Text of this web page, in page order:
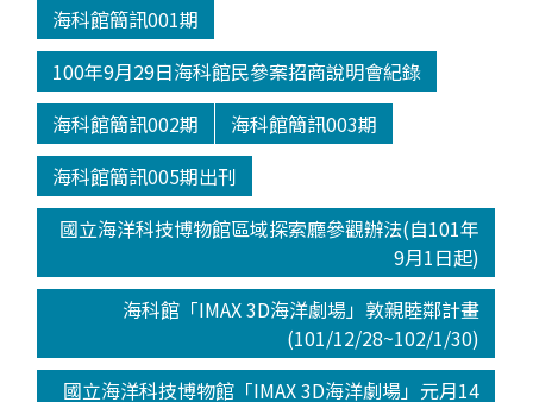
海科館簡訊001期
100年9月29日海科館民參案招商說明會紀錄
海科館簡訊002期
海科館簡訊003期
海科館簡訊005期出刊
國立海洋科技博物館區域探索廳參觀辦法(自101年
9月1日起)
海科館「IMAX 3D海洋劇場」敦親睦鄰計畫
(101/12/28~102/1/30)
國立海洋科技博物館「IMAX 3D海洋劇場」元月14